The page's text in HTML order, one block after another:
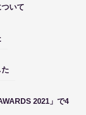
いて
2021」で4